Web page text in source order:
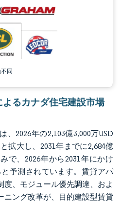
同
るカナダ住宅建設市場
2026年の2,103億3,000万USD
拡大し、2031年までに2,684億
で、2026年から2031年にかけ
と予測されています。賃貸アパ
度、モジュール優先調達、およ
ニング改革が、目的建設型賃貸